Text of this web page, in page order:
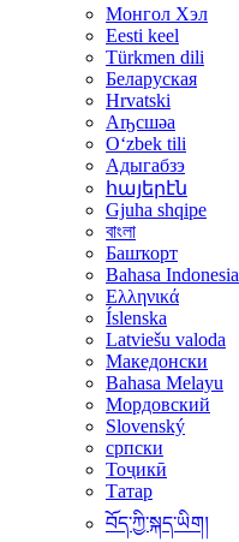
Монгол Хэл
Eesti keel
Türkmen dili
Беларуская
Hrvatski
Аҧсшәа
Oʻzbek tili
Адыгабзэ
հայերէն
Gjuha shqipe
বাংলা
Башҡорт
Bahasa Indonesia
Ελληνικά
Íslenska
Latviešu valoda
Македонски
Bahasa Melayu
Мордовский
Slovenský
српски
Тоҷикӣ
Татар
བོད་ཀྱི་སྐད་ཡིག།